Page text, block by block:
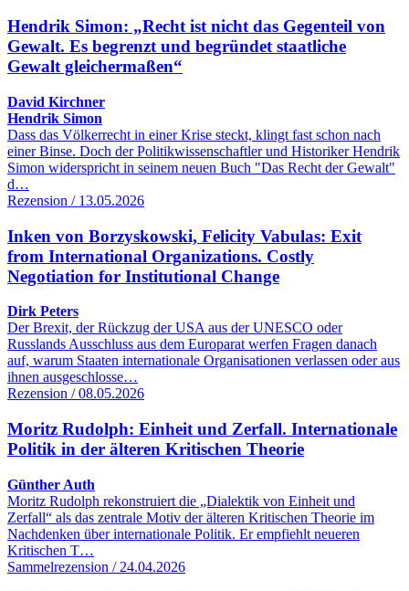
Hendrik Simon: „Recht ist nicht das Gegenteil von
Gewalt. Es begrenzt und begründet staatliche
Gewalt gleichermaßen“
David Kirchner
Hendrik Simon
Dass das Völkerrecht in einer Krise steckt, klingt fast schon nach
einer Binse. Doch der Politikwissenschaftler und Historiker Hendrik
Simon widerspricht in seinem neuen Buch "Das Recht der Gewalt"
d…
Rezension / 13.05.2026
Inken von Borzyskowski, Felicity Vabulas: Exit
from International Organizations. Costly
Negotiation for Institutional Change
Dirk Peters
Der Brexit, der Rückzug der USA aus der UNESCO oder
Russlands Ausschluss aus dem Europarat werfen Fragen danach
auf, warum Staaten internationale Organisationen verlassen oder aus
ihnen ausgeschlosse…
Rezension / 08.05.2026
Moritz Rudolph: Einheit und Zerfall. Internationale
Politik in der älteren Kritischen Theorie
Günther Auth
Moritz Rudolph rekonstruiert die „Dialektik von Einheit und
Zerfall“ als das zentrale Motiv der älteren Kritischen Theorie im
Nachdenken über internationale Politik. Er empfiehlt neueren
Kritischen T…
Sammelrezension / 24.04.2026